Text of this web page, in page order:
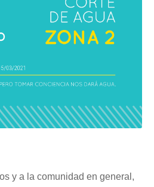
y a la comunidad en general,